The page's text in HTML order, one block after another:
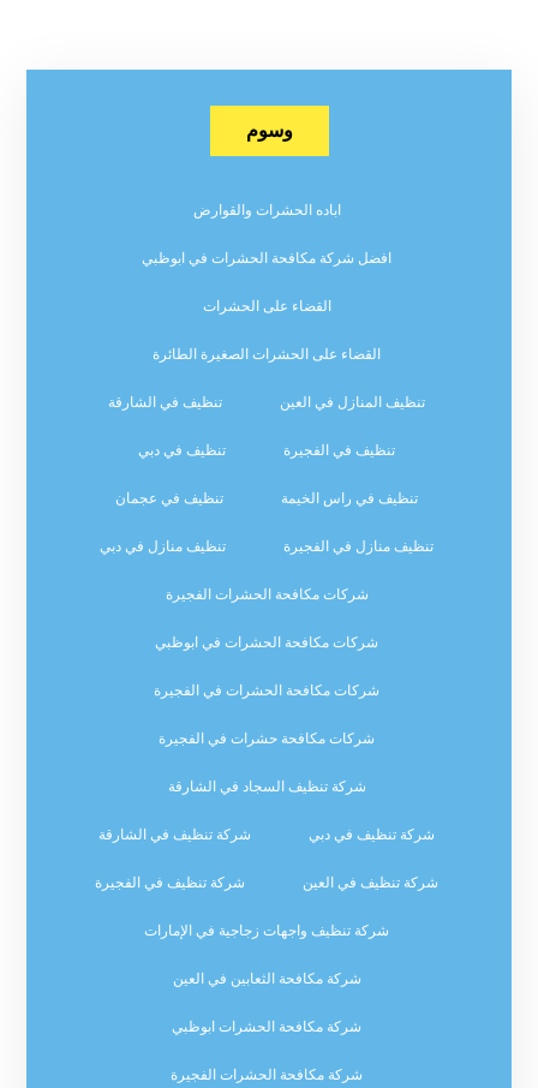
وسوم
اباده الحشرات والقوارض
افضل شركة مكافحة الحشرات في ابوظبي
القضاء على الحشرات
القضاء على الحشرات الصغيرة الطائرة
تنظيف المنازل في العين تنظيف في الشارقة
تنظيف في الفجيرة تنظيف في دبي
تنظيف في راس الخيمة تنظيف في عجمان
تنظيف منازل في الفجيرة تنظيف منازل في دبي
شركات مكافحة الحشرات الفجيرة
شركات مكافحة الحشرات في ابوظبي
شركات مكافحة الحشرات في الفجيرة
شركات مكافحة حشرات في الفجيرة
شركة تنظيف السجاد في الشارقة
شركة تنظيف في دبي شركة تنظيف في الشارقة
شركة تنظيف في العين شركة تنظيف في الفجيرة
شركة تنظيف واجهات زجاجية في الإمارات
شركة مكافحة الثعابين في العين
شركة مكافحة الحشرات ابوظبي
شركة مكافحة الحشرات الفجيرة